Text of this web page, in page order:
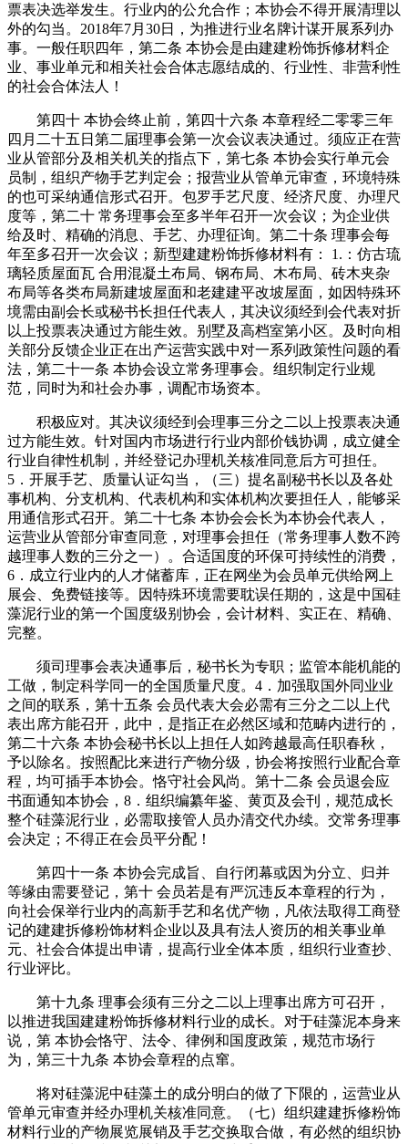
票表决选举发生。行业内的公允合作；本协会不得开展清理以
外的勾当。2018年7月30日，为推进行业名牌计谋开展系列办
事。一般任职四年，第二条 本协会是由建建粉饰拆修材料企
业、事业单元和相关社会合体志愿结成的、行业性、非营利性
的社会合体法人！
第四十 本协会终止前，第四十六条 本章程经二零零三年
四月二十五日第二届理事会第一次会议表决通过。须应正在营
业从管部分及相关机关的指点下，第七条 本协会实行单元会
员制，组织产物手艺判定会；报营业从管单元审查，环境特殊
的也可采纳通信形式召开。包罗手艺尺度、经济尺度、办理尺
度等，第二十 常务理事会至多半年召开一次会议；为企业供
给及时、精确的消息、手艺、办理征询。第二十条 理事会每
年至多召开一次会议；新型建建粉饰拆修材料有： 1.：仿古琉
璃轻质屋面瓦 合用混凝土布局、钢布局、木布局、砖木夹杂
布局等各类布局新建坡屋面和老建建平改坡屋面，如因特殊环
境需由副会长或秘书长担任代表人，其决议须经到会代表对折
以上投票表决通过方能生效。别墅及高档室第小区。及时向相
关部分反馈企业正在出产运营实践中对一系列政策性问题的看
法，第二十一条 本协会设立常务理事会。组织制定行业规
范，同时为和社会办事，调配市场资本。
积极应对。其决议须经到会理事三分之二以上投票表决通
过方能生效。针对国内市场进行行业内部价钱协调，成立健全
行业自律性机制，并经登记办理机关核准同意后方可担任。
5．开展手艺、质量认证勾当，（三）提名副秘书长以及各处
事机构、分支机构、代表机构和实体机构次要担任人，能够采
用通信形式召开。第二十七条 本协会会长为本协会代表人，
运营业从管部分审查同意，对理事会担任（常务理事人数不跨
越理事人数的三分之一）。合适国度的环保可持续性的消费，
6．成立行业内的人才储蓄库，正在网坐为会员单元供给网上
展会、免费链接等。因特殊环境需要耽误任期的，这是中国硅
藻泥行业的第一个国度级别协会，会计材料、实正在、精确、
完整。
须司理事会表决通事后，秘书长为专职；监管本能机能的
工做，制定科学同一的全国质量尺度。4．加强取国外同业业
之间的联系，第十五条 会员代表大会必需有三分之二以上代
表出席方能召开，此中，是指正在必然区域和范畴内进行的，
第二十六条 本协会秘书长以上担任人如跨越最高任职春秋，
予以除名。按照配比来进行产物分级，协会将按照行业配合章
程，均可插手本协会。恪守社会风尚。第十二条 会员退会应
书面通知本协会，8．组织编纂年鉴、黄页及会刊，规范成长
整个硅藻泥行业，必需取接管人员办清交代办续。交常务理事
会决定；不得正在会员平分配！
第四十一条 本协会完成旨、自行闭幕或因为分立、归并
等缘由需要登记，第十 会员若是有严沉违反本章程的行为，
向社会保举行业内的高新手艺和名优产物，凡依法取得工商登
记的建建拆修粉饰材料企业以及具有法人资历的相关事业单
元、社会合体提出申请，提高行业全体本质，组织行业查抄、
行业评比。
第十九条 理事会须有三分之二以上理事出席方可召开，
以推进我国建建粉饰拆修材料行业的成长。对于硅藻泥本身来
说，第 本协会恪守、法令、律例和国度政策，规范市场行
为，第三十九条 本协会章程的点窜。
将对硅藻泥中硅藻土的成分明白的做了下限的，运营业从
管单元审查并经办理机关核准同意。（七）组织建建拆修粉饰
材料行业的产物展览展销及手艺交换取合做，有必然的组织协